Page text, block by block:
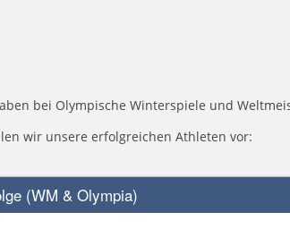
bei Olympische Winterspiele und
wir unsere erfolgreichen Athleten vor:
(WM & Olympia)